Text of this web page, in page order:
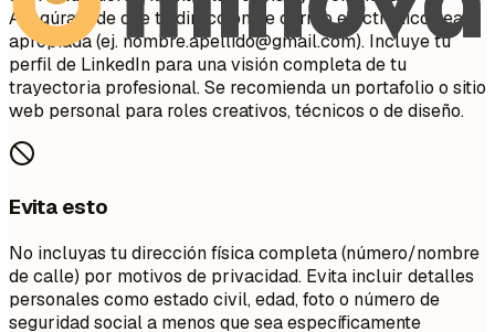
Asegúrate de que tu dirección de correo electrónico sea
apropiada (ej. nombre.apellido@gmail.com). Incluye tu
perfil de LinkedIn para una visión completa de tu
trayectoria profesional. Se recomienda un portafolio o sitio
web personal para roles creativos, técnicos o de diseño.
Evita esto
No incluyas tu dirección física completa (número/nombre
de calle) por motivos de privacidad. Evita incluir detalles
personales como estado civil, edad, foto o número de
seguridad social a menos que sea específicamente